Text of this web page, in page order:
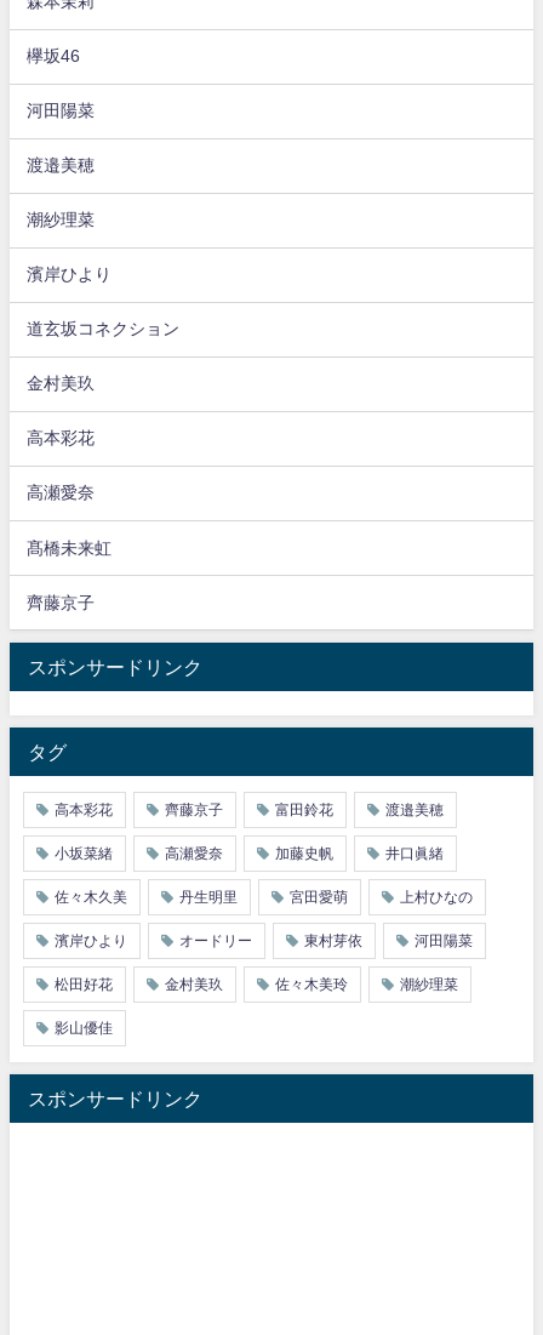
欅坂46
河田陽菜
渡邉美穂
潮紗理菜
濱岸ひより
道玄坂コネクション
金村美玖
高本彩花
高瀬愛奈
髙橋未来虹
齊藤京子
スポンサードリンク
タグ
高本彩花 齊藤京子 富田鈴花 渡邉美穂
小坂菜緒 高瀬愛奈 加藤史帆 井口眞緒
佐々木久美 丹生明里 宮田愛萌 上村ひなの
濱岸ひより オードリー 東村芽依 河田陽菜
松田好花 金村美玖 佐々木美玲 潮紗理菜
影山優佳
スポンサードリンク